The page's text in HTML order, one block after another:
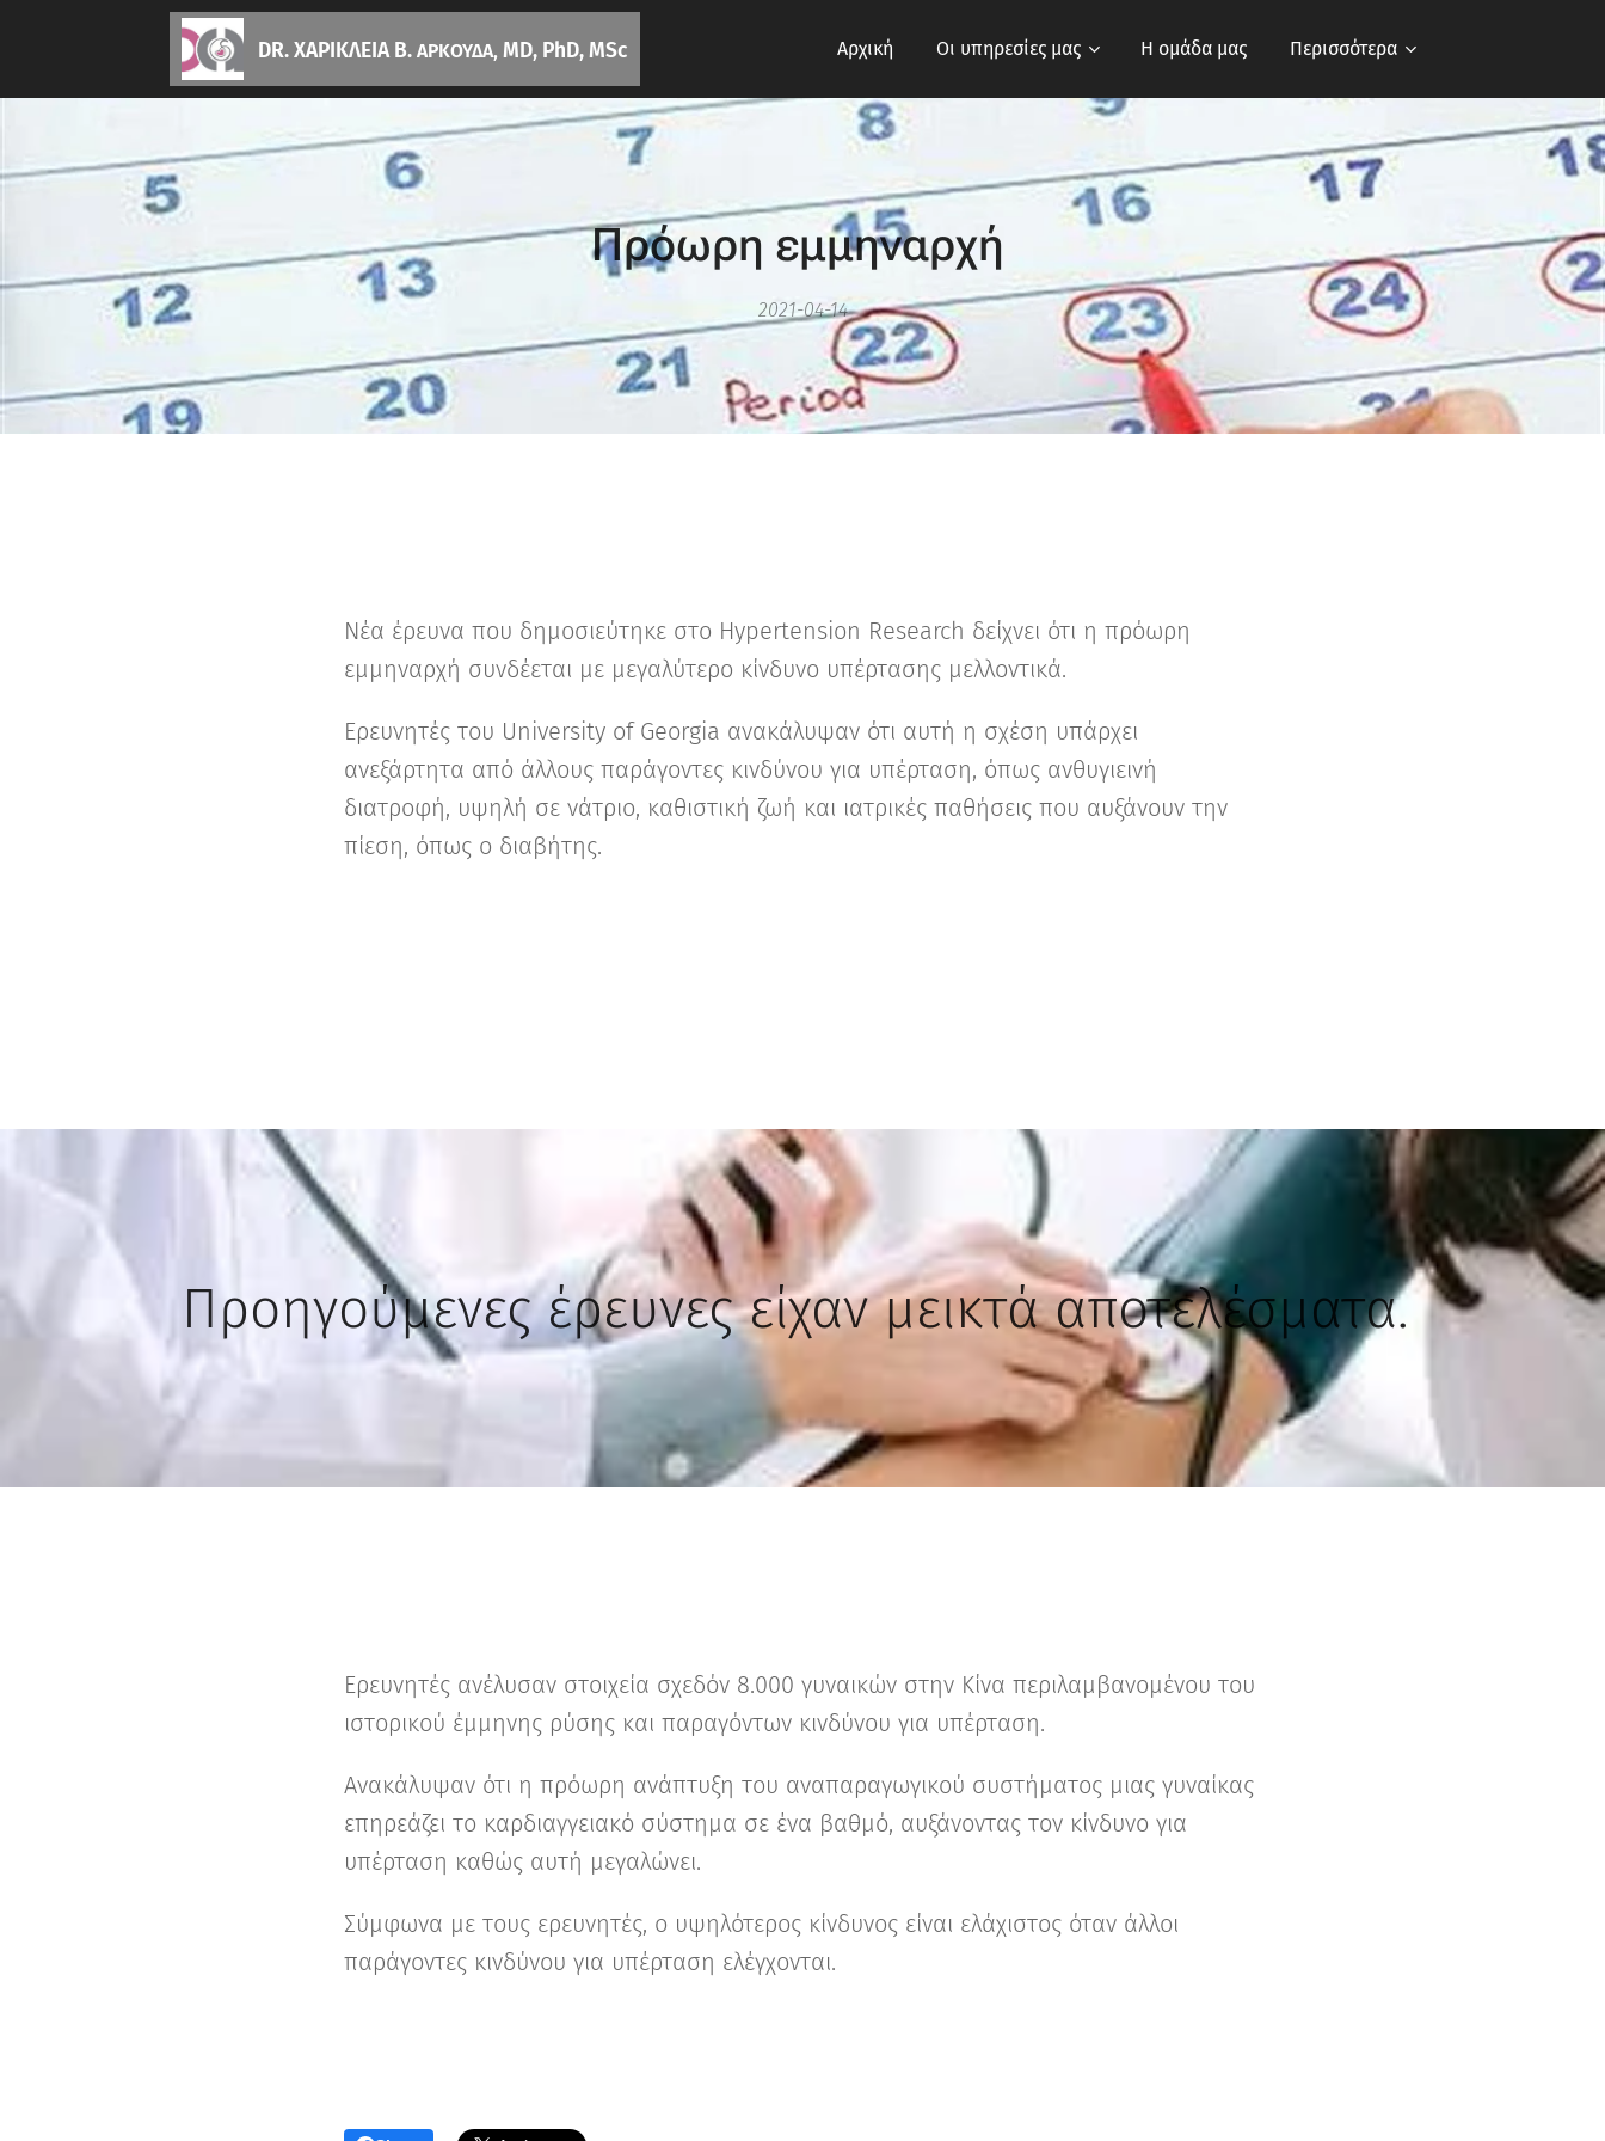
DR. ΧΑΡΙΚΛΕΙΑ Β. ΑΡΚΟΥΔΑ, MD, PhD, MSc Αρχική Οι υπηρεσίες μας Η ομάδα μας Περισσότερα
Πρόωρη εμμηναρχή
2021-04-14
Νέα έρευνα που δημοσιεύτηκε στο Hypertension Research δείχνει ότι η πρόωρη
εμμηναρχή συνδέεται με μεγαλύτερο κίνδυνο υπέρτασης μελλοντικά.
Ερευνητές του University of Georgia ανακάλυψαν ότι αυτή η σχέση υπάρχει
ανεξάρτητα από άλλους παράγοντες κινδύνου για υπέρταση, όπως ανθυγιεινή
διατροφή, υψηλή σε νάτριο, καθιστική ζωή και ιατρικές παθήσεις που αυξάνουν την
πίεση, όπως ο διαβήτης.
Προηγούμενες έρευνες είχαν μεικτά αποτελέσματα.
Ερευνητές ανέλυσαν στοιχεία σχεδόν 8.000 γυναικών στην Κίνα περιλαμβανομένου του
ιστορικού έμμηνης ρύσης και παραγόντων κινδύνου για υπέρταση.
Ανακάλυψαν ότι η πρόωρη ανάπτυξη του αναπαραγωγικού συστήματος μιας γυναίκας
επηρεάζει το καρδιαγγειακό σύστημα σε ένα βαθμό, αυξάνοντας τον κίνδυνο για
υπέρταση καθώς αυτή μεγαλώνει.
Σύμφωνα με τους ερευνητές, ο υψηλότερος κίνδυνος είναι ελάχιστος όταν άλλοι
παράγοντες κινδύνου για υπέρταση ελέγχονται.